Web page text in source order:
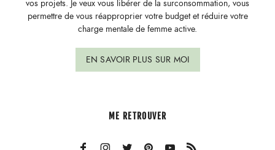
vos projets. Je veux vous libérer de la surconsommation, vous
permettre de vous réapproprier votre budget et réduire votre
charge mentale de femme active.
EN SAVOIR PLUS SUR MOI
ME RETROUVER